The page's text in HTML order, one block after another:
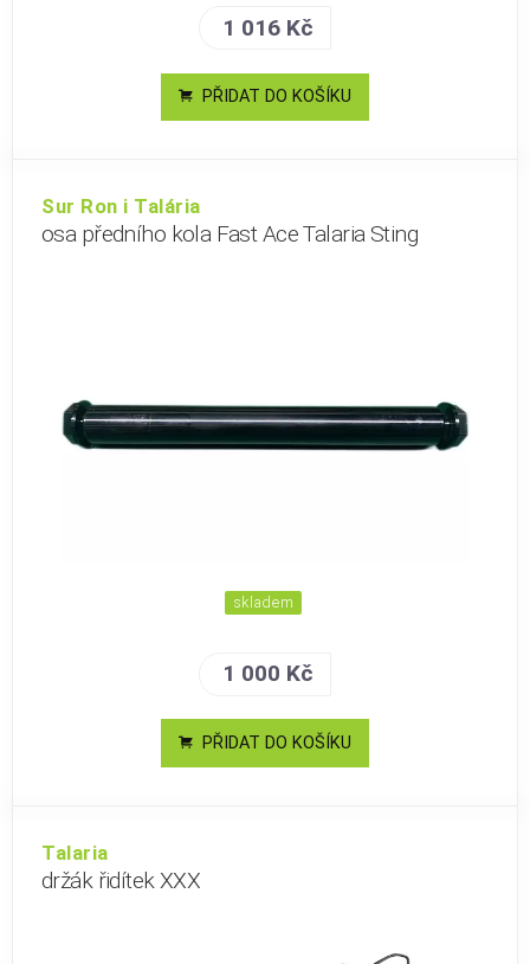
1 016 Kč
PŘIDAT DO KOŠÍKU
Sur Ron i Talária
osa předního kola Fast Ace Talaria Sting
skladem
1 000 Kč
PŘIDAT DO KOŠÍKU
Talaria
držák řidítek XXX